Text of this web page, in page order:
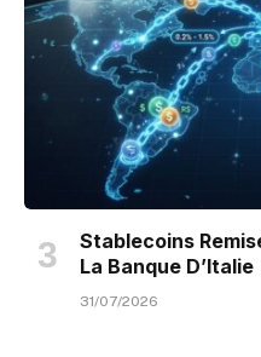
Stablecoins
La Banque D’Italie
31/07/2026